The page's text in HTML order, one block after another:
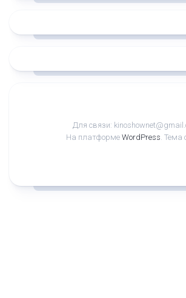
Для связи:
На платформе WordPress. Тема